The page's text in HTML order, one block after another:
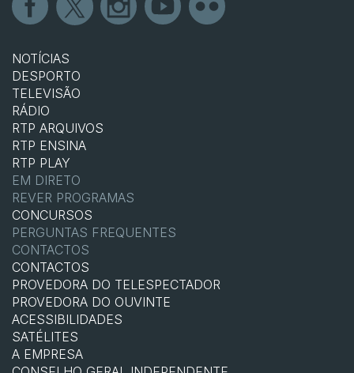
NOTÍCIAS
DESPORTO
TELEVISÃO
RÁDIO
RTP ARQUIVOS
RTP ENSINA
RTP PLAY
EM DIRETO
REVER PROGRAMAS
CONCURSOS
PERGUNTAS FREQUENTES
CONTACTOS
CONTACTOS
PROVEDORA DO TELESPECTADOR
PROVEDORA DO OUVINTE
ACESSIBILIDADES
SATÉLITES
A EMPRESA